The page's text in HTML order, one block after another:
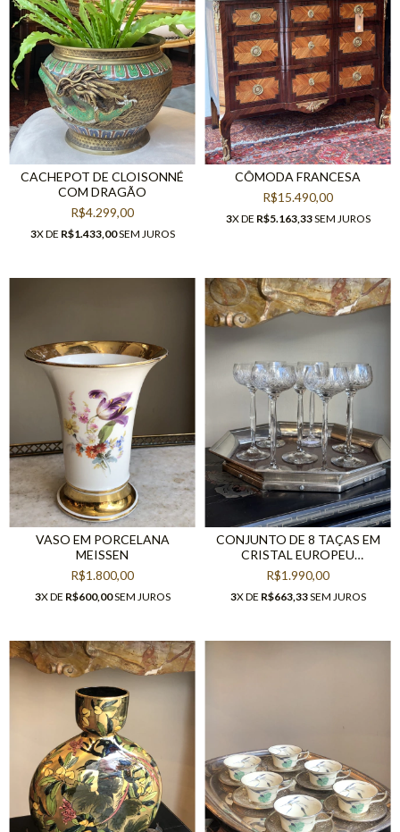
CACHEPOT DE CLOISONNÉ
COM DRAGÃO
R$4.299,00
3X DE R$1.433,00SEM JUROS
CÔMODA FRANCESA
R$15.490,00
3X DE R$5.163,33SEM JUROS
VASO EM PORCELANA
MEISSEN
R$1.800,00
3X DE R$600,00SEM JUROS
CONJUNTO DE 8 TAÇAS EM
CRISTAL EUROPEU
LAPIDADO
R$1.990,00
3X DE R$663,33SEM JUROS